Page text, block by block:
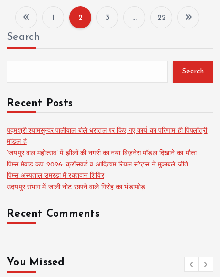
s
p
a
g
1 2 3 … 22
Search
Search
Recent Posts
पद्मश्री श्यामसुन्दर पालीवाल बोले धरातल पर किए गए कार्य का परिणाम ही पिपलांत्री
मॉडल है
‘जयपुर बाल महोत्सव’ में झीलों की नगरी का नया बिज़नेस मॉडल दिखाने का मौका
पिम्स मेवाड़ कप 2026: क्रॉसवर्ड व आदित्यम रियल स्टेट्स ने मुकाबले जीते
पिम्स अस्पताल उमरडा में रक्तदान शिविर
उदयपुर संभाग में जाली नोट छापने वाले गिरोह का भंडाफोड़
Recent Comments
You Missed